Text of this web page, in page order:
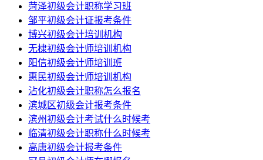
菏泽初级会计职称学习班
邹平初级会计证报考条件
博兴初级会计培训机构
无棣初级会计师培训机构
阳信初级会计师培训班
惠民初级会计师培训机构
沾化初级会计职称怎么报名
滨城区初级会计报考条件
滨州初级会计考试什么时候考
临清初级会计职称什么时候考
高唐初级会计报考条件